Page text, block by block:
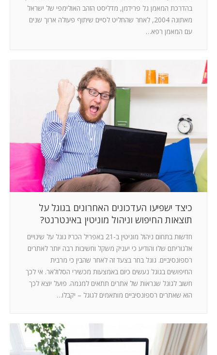
בהדרכת המאמן גל פרידמן, מדליסט הזהב האולימפי של ישראל
מאתונה 2004, לאחר שהחליט לסיים שיתוף פעולה ארוך שנים
עם המאמן רפא…
כיצד ישפיעו העדכונים האחרונים בגוגל על
תוצאות החיפוש וניהול מוניטין באינטרנט?
חדשות בתחום ניהול מוניטין ב-21 באפריל הכריז גוגל על שינויים
אלגוריתם שלו והודיע כי יעניק משקל וחשיבות רבה יותר לאתרים
רספונסיביים. גוגל בחר בצעד זה לאחר שהבין כי מרבית
החיפושים בגוגל נעשים כיום באמצעות מכשירי הסלולאר. אי לכך
חשוב לגוגל שנראות של אתרים תתאים למגמה. פועל יוצא לכך
הוא שאתרים רספונסיביים מותאמים לגוגל – יקבלו…